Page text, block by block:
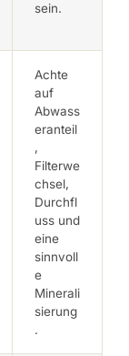
sein.
Achte
auf
Abwass
eranteil
,
Filterwe
chsel,
Durchfl
uss und
eine
sinnvoll
e
Minerali
sierung
.